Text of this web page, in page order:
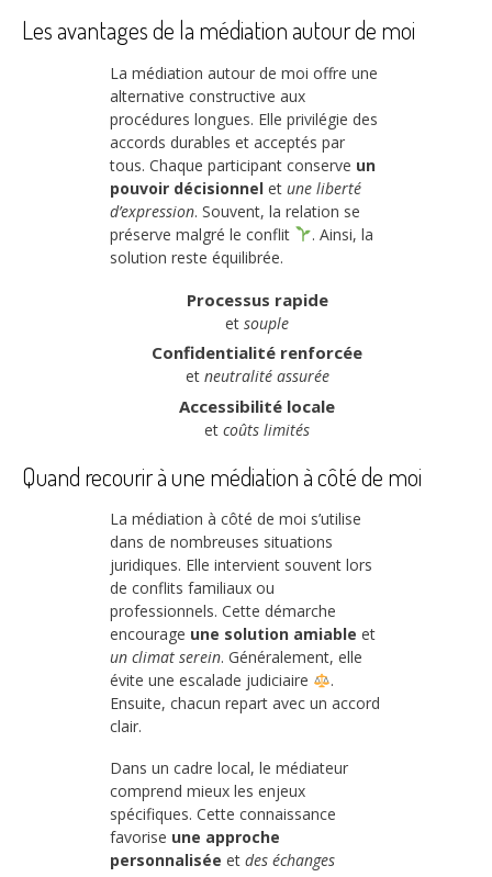
Les avantages de la médiation autour de moi
La médiation autour de moi offre une
alternative constructive aux
procédures longues. Elle privilégie des
accords durables et acceptés par
tous. Chaque participant conserve un
pouvoir décisionnel et une liberté
d’expression. Souvent, la relation se
préserve malgré le conflit
. Ainsi, la
solution reste équilibrée.
Processus rapide
et souple
Confidentialité renforcée
et neutralité assurée
Accessibilité locale
et coûts limités
Quand recourir à une médiation à côté de moi
La médiation à côté de moi s’utilise
dans de nombreuses situations
juridiques. Elle intervient souvent lors
de conflits familiaux ou
professionnels. Cette démarche
encourage une solution amiable et
un climat serein. Généralement, elle
évite une escalade judiciaire
.
Ensuite, chacun repart avec un accord
clair.
Dans un cadre local, le médiateur
comprend mieux les enjeux
spécifiques. Cette connaissance
favorise une approche
personnalisée et des échanges